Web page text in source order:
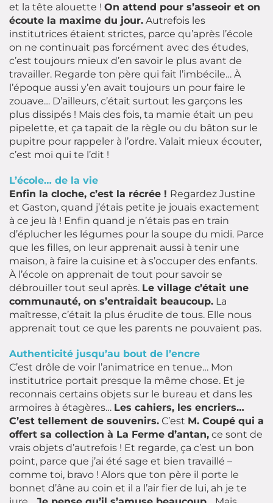
et la tête alouette ! On attend pour s’asseoir et on
écoute la maxime du jour. Autrefois les
institutrices étaient strictes, parce qu’après l’école
on ne continuait pas forcément avec des études,
c’est toujours mieux d’en savoir le plus avant de
travailler. Regarde ton père qui fait l’imbécile… À
l’époque aussi y’en avait toujours un pour faire le
zouave… D’ailleurs, c’était surtout les garçons les
plus dissipés ! Mais des fois, ta mamie était un peu
pipelette, et ça tapait de la règle ou du bâton sur le
pupitre pour rappeler à l’ordre. Valait mieux écouter,
c’est moi qui te l’dit !
L’école… de la vie
Enfin la cloche, c’est la récrée ! Regardez Justine
et Gaston, quand j’étais petite je jouais exactement
à ce jeu là ! Enfin quand je n’étais pas en train
d’éplucher les légumes pour la soupe du midi. Parce
que les filles, on leur apprenait aussi à tenir une
maison, à faire la cuisine et à s’occuper des enfants.
À l’école on apprenait de tout pour savoir se
débrouiller tout seul après. Le village c’était une
communauté, on s’entraidait beaucoup. La
maîtresse, c’était la plus érudite de tous. Elle nous
apprenait tout ce que les parents ne pouvaient pas.
Authenticité jusqu’au bout de l’encre
C’est drôle de voir l’animatrice en tenue… Mon
institutrice portait presque la même chose. Et je
reconnais certains objets sur le bureau et dans les
armoires à étagères… Les cahiers, les encriers…
C’est tellement de souvenirs. C’est M. Coupé qui a
offert sa collection à La Ferme d’antan, ce sont de
vrais objets d’autrefois ! Et regarde, ça c’est un bon
point, parce que j’ai été sage et bien travaillé –
comme toi, bravo ! Alors que ton père il porte le
bonnet d’âne au coin et il a l’air fier de lui, ah je te